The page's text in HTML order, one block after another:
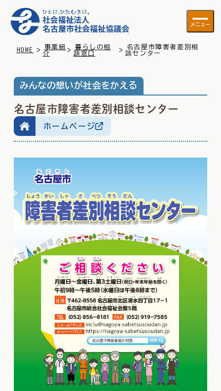
メニュー
HOME >
事業紹
介
>
暮らしの相
談窓口
>
名古屋市障害者差別相
談センター
みんなの想いが社会をかえる
名古屋市障害者差別相談センター
ホームページ